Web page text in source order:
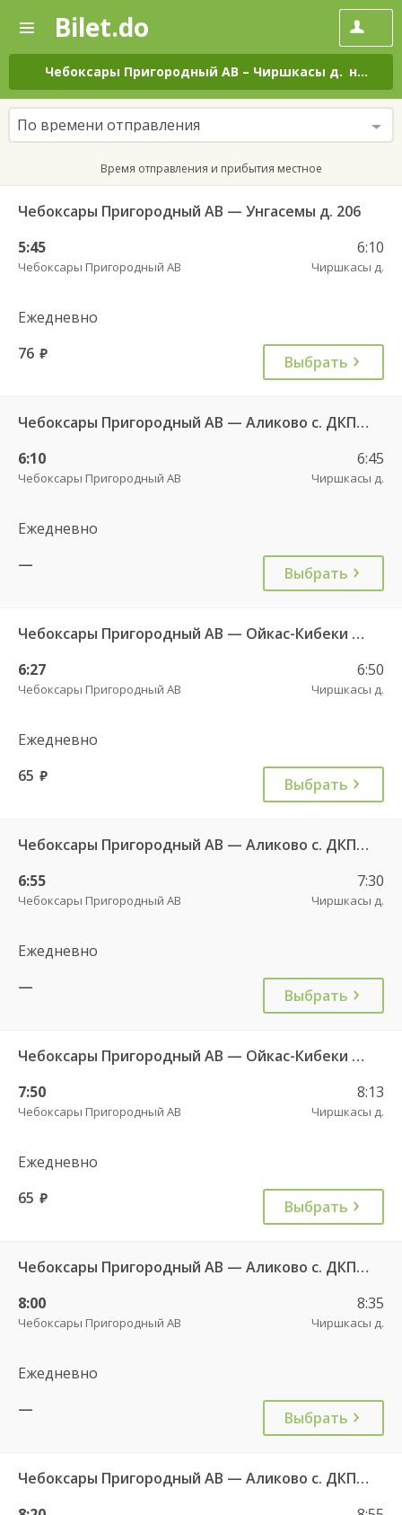
—
Поиск
и
покупка
билетов
на
автобус
онлайн
Bilet.do
Чебоксары Пригородный АВ – Чиршкасы д. на все дни
По времени отправления
Время отправления и прибытия местное
Чебоксары Пригородный АВ — Унгасемы д. 206
5:45
Чебоксары Пригородный АВ
6:10
Чиршкасы д.
Ежедневно
76 руб. Выбрать
Чебоксары Пригородный АВ — Аликово с. ДКП 520
6:10
Чебоксары Пригородный АВ
6:45
Чиршкасы д.
Ежедневно
—
Выбрать
Чебоксары Пригородный АВ — Ойкас-Кибеки д. 560
6:27
Чебоксары Пригородный АВ
6:50
Чиршкасы д.
Ежедневно
65 руб. Выбрать
Чебоксары Пригородный АВ — Аликово с. ДКП 520
6:55
Чебоксары Пригородный АВ
7:30
Чиршкасы д.
Ежедневно
—
Выбрать
Чебоксары Пригородный АВ — Ойкас-Кибеки д. 560
7:50
Чебоксары Пригородный АВ
8:13
Чиршкасы д.
Ежедневно
65 руб. Выбрать
Чебоксары Пригородный АВ — Аликово с. ДКП 520
8:00
Чебоксары Пригородный АВ
8:35
Чиршкасы д.
Ежедневно
—
Выбрать
Чебоксары Пригородный АВ — Аликово с. ДКП 520